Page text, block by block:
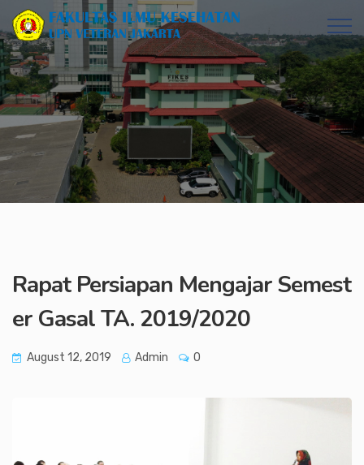
Rapat Persiapan Mengajar Semest
er Gasal TA. 2019/2020
August 12, 2019 Admin 0